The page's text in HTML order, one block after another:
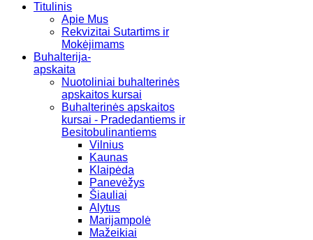
Titulinis
Apie Mus
Rekvizitai Sutartims ir
Mokėjimams
Buhalterija-
apskaita
Nuotoliniai buhalterinės
apskaitos kursai
Buhalterinės apskaitos
kursai - Pradedantiems ir
Besitobulinantiems
Vilnius
Kaunas
Klaipėda
Panevėžys
Šiauliai
Alytus
Marijampolė
Mažeikiai